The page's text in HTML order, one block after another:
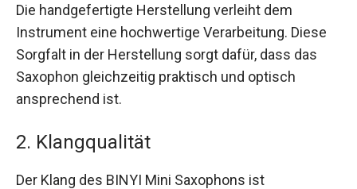
Die handgefertigte Herstellung verleiht dem
Instrument eine hochwertige Verarbeitung. Diese
Sorgfalt in der Herstellung sorgt dafür, dass das
Saxophon gleichzeitig praktisch und optisch
ansprechend ist.
2. Klangqualität
Der Klang des BINYI Mini Saxophons ist